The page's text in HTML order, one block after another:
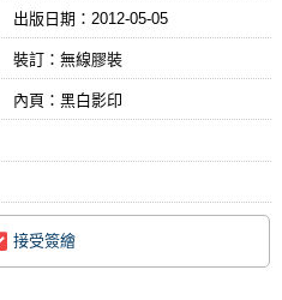
出版日期： 2012-05-05
裝訂：無線膠裝
內頁：黑白影印
接受簽繪